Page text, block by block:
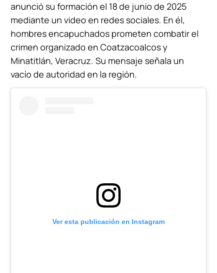
anunció su formación el 18 de junio de 2025
mediante un video en redes sociales. En él,
hombres encapuchados prometen combatir el
crimen organizado en Coatzacoalcos y
Minatitlán, Veracruz. Su mensaje señala un
vacío de autoridad en la región.
Ver esta publicación en Instagram